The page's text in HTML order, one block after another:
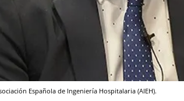
Española de Ingeniería Hospitalaria (AIEH).